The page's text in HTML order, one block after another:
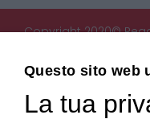
Copyright 2020©
Becchis di Becchis
10022 Carmagnola
Questo sito web
La tua